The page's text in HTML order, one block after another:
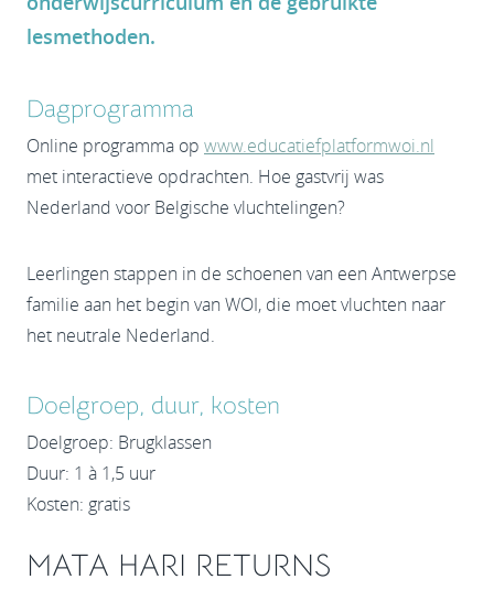
lesmethoden.
Dagprogramma
Online programma op www.educatiefplatformwoi.nl
met interactieve opdrachten. Hoe gastvrij was
Nederland voor Belgische vluchtelingen?
Leerlingen stappen in de schoenen van een Antwerpse
familie aan het begin van WOI, die moet vluchten naar
het neutrale Nederland.
Doelgroep, duur, kosten
Doelgroep: Brugklassen
Duur: 1 à 1,5 uur
Kosten: gratis
MATA HARI RETURNS